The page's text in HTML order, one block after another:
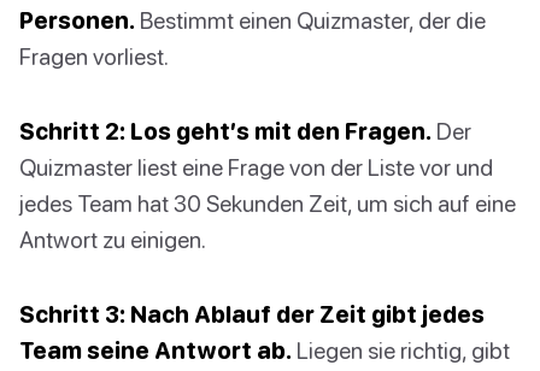
Personen. Bestimmt einen Quizmaster, der die
Fragen vorliest.
Schritt 2: Los geht’s mit den Fragen. Der
Quizmaster liest eine Frage von der Liste vor und
jedes Team hat 30 Sekunden Zeit, um sich auf eine
Antwort zu einigen.
Schritt 3: Nach Ablauf der Zeit gibt jedes
Team seine Antwort ab. Liegen sie richtig, gibt